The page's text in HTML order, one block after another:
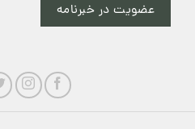
عضویت در خبرنامه